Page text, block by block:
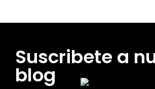
Suscribete a
blog